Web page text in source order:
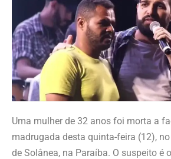
Uma mulher de 32 anos foi morta a
madrugada desta quinta-feira (12),
de Solânea, na Paraíba. O suspeito é